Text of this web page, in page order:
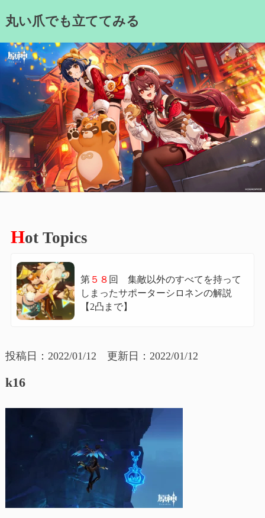
to丸い爪でも立ててみる
Hot Topics
第５８ 回 集敵以外のすべてを持って
しまったサポーターシロネンの解説
【2凸まで】
投稿日：2022/01/12 更新日：2022/01/12
k16